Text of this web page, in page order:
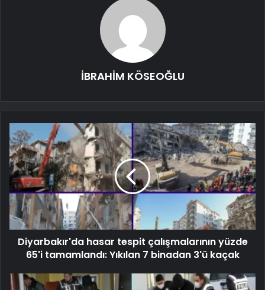
İBRAHİM KÖSEOĞLU
Diyarbakır'da hasar tespit çalışmalarının yüzde
65'i tamamlandı: Yıkılan 7 binadan 3'ü kaçak